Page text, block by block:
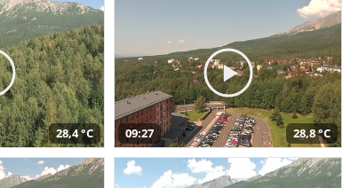
28,4 °C 09:27 28,8 °C